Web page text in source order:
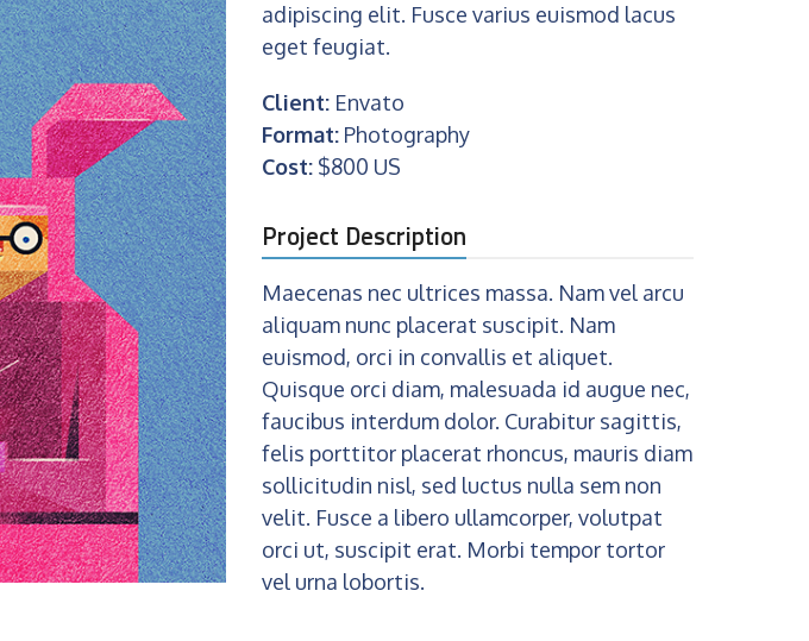
adipiscing elit. Fusce varius euismod lacus
eget feugiat.
Client:Envato
Format:Photography
Cost:$800 US
Project Description
Maecenas nec ultrices massa. Nam vel arcu
aliquam nunc placerat suscipit. Nam
euismod, orci in convallis et aliquet.
Quisque orci diam, malesuada id augue nec,
faucibus interdum dolor. Curabitur sagittis,
felis porttitor placerat rhoncus, mauris diam
sollicitudin nisl, sed luctus nulla sem non
velit. Fusce a libero ullamcorper, volutpat
orci ut, suscipit erat. Morbi tempor tortor
vel urna lobortis.